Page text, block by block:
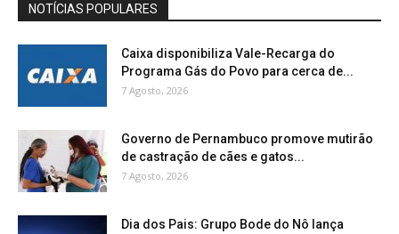
NOTÍCIAS POPULARES
Caixa disponibiliza Vale-Recarga do
Programa Gás do Povo para cerca de...
7 Agosto, 2026
Governo de Pernambuco promove mutirão
de castração de cães e gatos...
7 Agosto, 2026
Dia dos Pais: Grupo Bode do Nô lança